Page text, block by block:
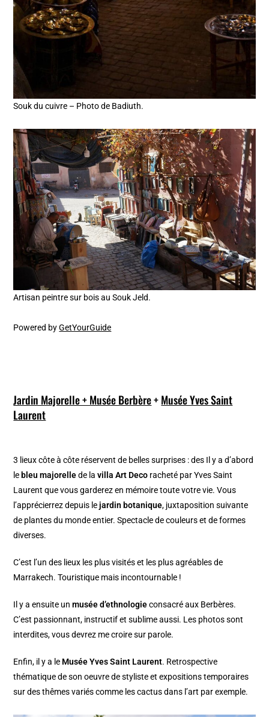
Souk du cuivre – Photo de Badiuth.
Artisan peintre sur bois au Souk Jeld.
Powered byGetYourGuide
Jardin Majorelle + Musée Berbère+Musée Yves Saint
Laurent
3 lieux côte à côte réservent de belles surprises : des Il y a d’abord
le bleu majorellede lavilla Art Deco racheté par Yves Saint
Laurent que vous garderez en mémoire toute votre vie. Vous
l’apprécierrez depuis lejardin botanique, juxtaposition suivante
de plantes du monde entier. Spectacle de couleurs et de formes
diverses.
C’est l’un des lieux les plus visités et les plus agréables de
Marrakech. Touristique mais incontournable !
Il y a ensuite unmusée d’ethnologieconsacré aux Berbères.
C’est passionnant, instructif et sublime aussi. Les photos sont
interdites, vous devrez me croire sur parole.
Enfin, il y a le Musée Yves Saint Laurent. Retrospective
thématique de son oeuvre de styliste et expositions temporaires
sur des thêmes variés comme les cactus dans l’art par exemple.